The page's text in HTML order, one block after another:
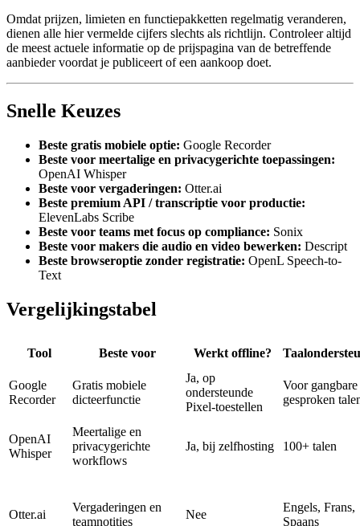
Omdat prijzen, limieten en functiepakketten regelmatig veranderen,
dienen alle hier vermelde cijfers slechts als richtlijn. Controleer altijd
de meest actuele informatie op de prijspagina van de betreffende
aanbieder voordat je publiceert of een aankoop doet.
Snelle Keuzes
Beste gratis mobiele optie: Google Recorder
Beste voor meertalige en privacygerichte toepassingen:
OpenAI Whisper
Beste voor vergaderingen: Otter.ai
Beste premium API / transcriptie voor productie:
ElevenLabs Scribe
Beste voor teams met focus op compliance: Sonix
Beste voor makers die audio en video bewerken: Descript
Beste browseroptie zonder registratie: OpenL Speech-to-
Text
Vergelijkingstabel
Tool Beste voor Werkt offline?
Google
Recorder
Gratis mobiele
dicteerfunctie
Ja, op
ondersteunde
Pixel-toestellen
Voor gangbare
gesproken
OpenAI
Whisper
Meertalige en
privacygerichte
workflows
Ja, bij zelfhosting 100+ talen
Otter.ai
Vergaderingen en
teamnotities
Nee
Engels, Frans,
Spaans